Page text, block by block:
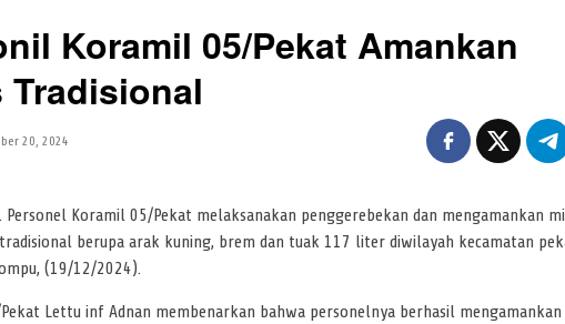
Koramil 05/Pekat Amankan
Tradisional
20, 2024
Personel Koramil 05/Pekat melaksanakan penggerebekan dan mengamankan
berupa arak kuning, brem dan tuak 117 liter diwilayah kecamatan
(19/12/2024).
Lettu inf Adnan membenarkan bahwa personelnya berhasil mengamankan